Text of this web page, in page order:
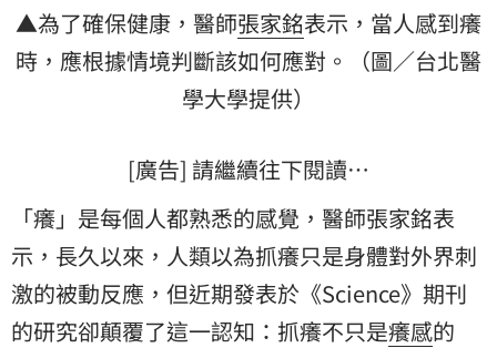
▲為了確保健康，醫師張家銘表示，當人感到癢
時，應根據情境判斷該如何應對。（圖／台北醫
學大學提供）
[廣告] 請繼續往下閱讀…
「癢」是每個人都熟悉的感覺，醫師張家銘表
示，長久以來，人類以為抓癢只是身體對外界刺
激的被動反應，但近期發表於《Science》期刊
的研究卻顛覆了這一認知：抓癢不只是癢感的